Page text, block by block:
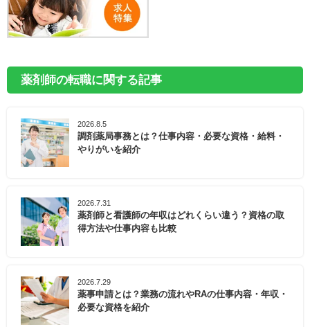
薬剤師の転職に関する記事
2026.8.5
調剤薬局事務とは？仕事内容・必要な資格・給料・
やりがいを紹介
2026.7.31
薬剤師と看護師の年収はどれくらい違う？資格の取
得方法や仕事内容も比較
2026.7.29
薬事申請とは？業務の流れやRAの仕事内容・年収・
必要な資格を紹介